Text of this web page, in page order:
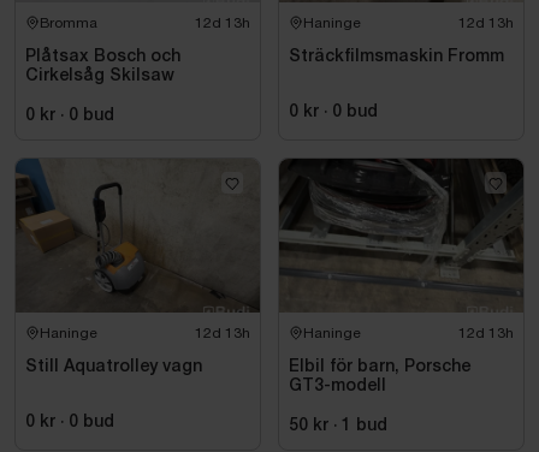
Bromma 12d 13h
Plåtsax Bosch och
Cirkelsåg Skilsaw
0 kr · 0 bud
Haninge 12d 13h
Sträckfilmsmaskin Fromm
0 kr · 0 bud
Haninge 12d 13h
Still Aquatrolley vagn
0 kr · 0 bud
Haninge 12d 13h
Elbil för barn, Porsche
GT3-modell
50 kr · 1 bud